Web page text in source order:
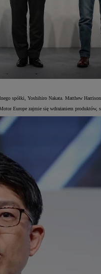
spółki, Yoshihiro Nakata. Matthew
Europe zajmie się wdrażaniem